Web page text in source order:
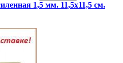
1,5 мм. 11,5х11,5 см.